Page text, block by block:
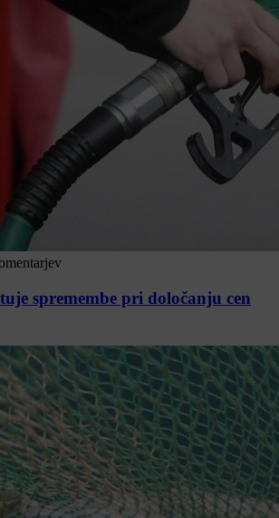
spremembe pri določanju cen